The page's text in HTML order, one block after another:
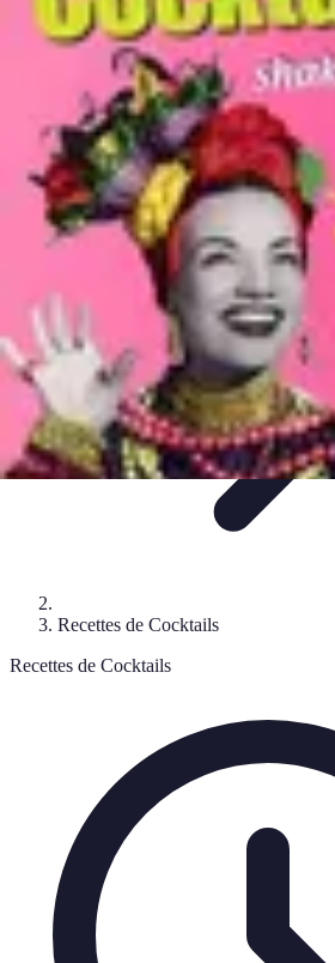
Guide des Cocktails
L'Art de la MixologieIngrédients et Recettes
Tendances
Guide des Cocktails
Recettes de Cocktails
Recettes de Cocktails